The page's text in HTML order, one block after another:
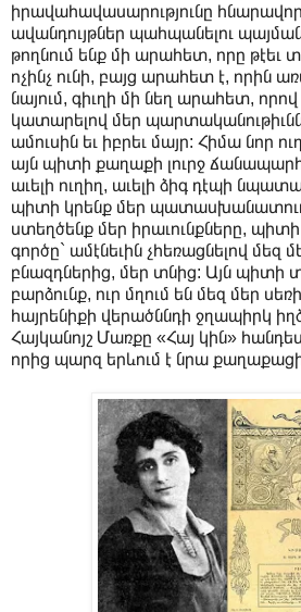
իրավահավասարությունը
ավանդույթներ պահպանելու
թողնում ենք մի արահետ, որը թէեւ
ոչինչ ունի, բայց արահետ է, որին
նայում, գիւղի մի նեղ արահետ, որով
կատարելով մեր
ամուսին եւ իբրեւ մայր: Հիմա նոր
այն պիտի քաղաքի լուրջ ճանապարհ
աւելի ուղիղ, աւելի ձիգ դէպի
պիտի կրենք մեր
ստեղծենք մեր իրաւունքները,
գործը` ամէնեւին չհեռացնելով մեզ
բնազդներից, մեր տնից: Այն պիտի
բարձունք, ուր մղում են մեզ մեր
հայրենիքի վերածննդի ջղապիրկ
Հայկանոյշ Մառքը «Հայ կին»
որից պարզ երևում է նրա